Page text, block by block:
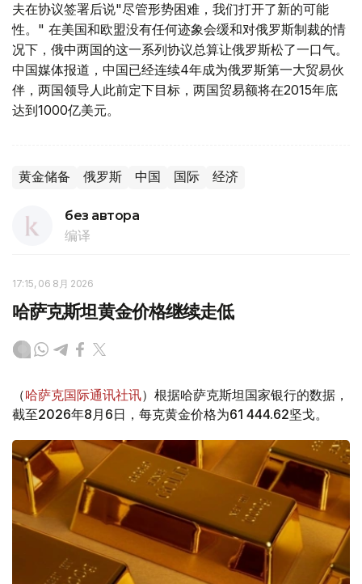
夫在协议签署后说"尽管形势困难，我们打开了新的可能
性。" 在美国和欧盟没有任何迹象会缓和对俄罗斯制裁的情
况下，俄中两国的这一系列协议总算让俄罗斯松了一口气。
中国媒体报道，中国已经连续4年成为俄罗斯第一大贸易伙
伴，两国领导人此前定下目标，两国贸易额将在2015年底
达到1000亿美元。
黄金储备 俄罗斯 中国 国际 经济
без автора
编译
17:15, 06 8月 2026
哈萨克斯坦黄金价格继续走低
（哈萨克国际通讯社讯）根据哈萨克斯坦国家银行的数据，
截至2026年8月6日，每克黄金价格为61 444.62坚戈。